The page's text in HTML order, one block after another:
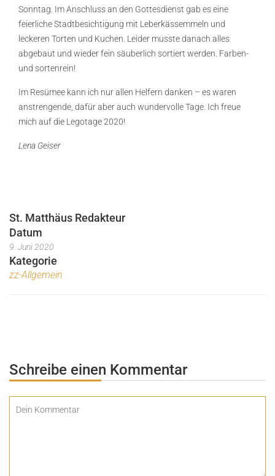
Sonntag. Im Anschluss an den Gottesdienst gab es eine
feierliche Stadtbesichtigung mit Leberkässemmeln und
leckeren Torten und Kuchen. Leider musste danach alles
abgebaut und wieder fein säuberlich sortiert werden. Farben-
und sortenrein!
Im Resümee kann ich nur allen Helfern danken – es waren
anstrengende, dafür aber auch wundervolle Tage. Ich freue
mich auf die Legotage 2020!
Lena Geiser
St. Matthäus Redakteur
Datum
9. Juni 2020
Kategorie
zz-Allgemein
Schreibe einen Kommentar